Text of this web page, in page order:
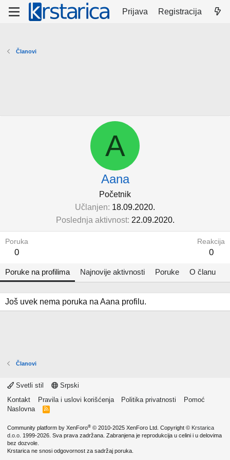
Prijava Registracija
Članovi
A
Aana
Početnik
Učlanjen 18.09.2020.
Poslednja aktivnost 22.09.2020.
Poruka
0
Reakcija
0
Poruke na profilima Najnovije aktivnosti Poruke O članu
Još uvek nema poruka na Aana profilu.
Članovi
Svetli stil
Srpski
Kontakt
Pravila i uslovi korišćenja Politika privatnosti
Pomoć
Naslovna
R
Community platform by XenForo® © 2010-2025 XenForo Ltd. Copyright © Krstarica
d.o.o. 1999-2026. Sva prava zadržana. Zabranjena je reprodukcija u celini i u delovima
bez dozvole.
Krstarica ne snosi odgovornost za sadržaj poruka.